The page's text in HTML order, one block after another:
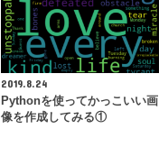
2019.8.24
Pythonを使ってかっこいい画
像を作成してみる①